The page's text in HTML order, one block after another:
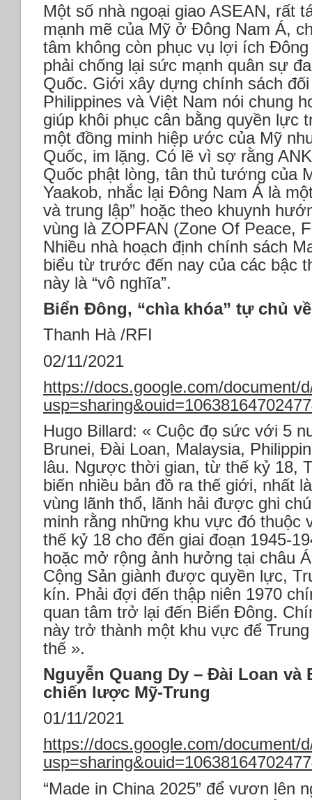
Một số nhà ngoại giao ASEAN, rất
mạnh mẽ của Mỹ ở Đông Nam Á,
tâm không còn phục vụ lợi ích
phải chống lại sức mạnh quân sự
Quốc. Giới xây dựng chính sách
Philippines và Việt Nam nói chung
giúp khôi phục cân bằng quyền lực
một đồng minh hiệp ước của Mỹ
Quốc, im lặng. Có lẽ vì sợ rằng
Quốc phật lòng, tân thủ tướng của
Yaakob, nhắc lại Đông Nam Á là
và trung lập” hoặc theo khuynh
vùng là ZOPFAN (Zone Of Peace,
Nhiều nhà hoạch định chính sách
biểu từ trước đến nay của các bậc
này là “vô nghĩa”.
Biển Đông, “chìa khóa” tự chủ
Thanh Hà /RFI
02/11/2021
https://docs.google.com/document/
Hugo Billard: « Cuộc đọ sức với 5
Brunei, Đài Loan, Malaysia,
lâu. Ngược thời gian, từ thế kỷ 18,
biến nhiều bản đồ ra thế giới, nhất
vùng lãnh thổ, lãnh hải được ghi
minh rằng những khu vực đó thuộc
thế kỷ 18 cho đến giai đoạn 1945-
hoặc mở rộng ảnh hưởng tại châu
Cộng Sản giành được quyền lực,
kín. Phải đợi đến thập niên 1970
quan tâm trở lại đến Biển Đông.
này trở thành một khu vực để
thế ».
Nguyễn Quang Dy – Đài Loan
chiến lược Mỹ-Trung
01/11/2021
https://docs.google.com/document/
“Made in China 2025” để vươn lên